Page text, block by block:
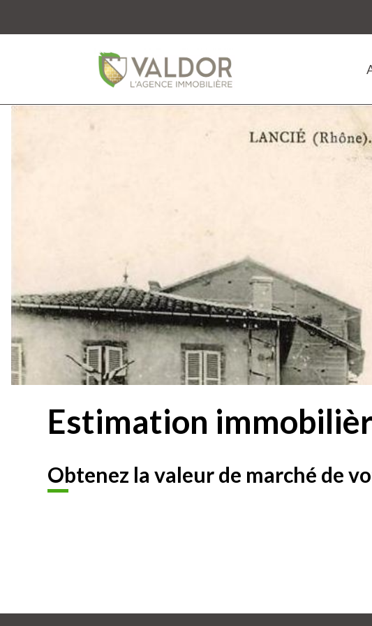
Estimation
Obtenez la valeur de marché de